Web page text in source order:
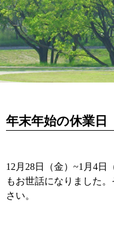
年末年始の休業日
12月28日（金）~1月4日
もお世話になりました
さい。